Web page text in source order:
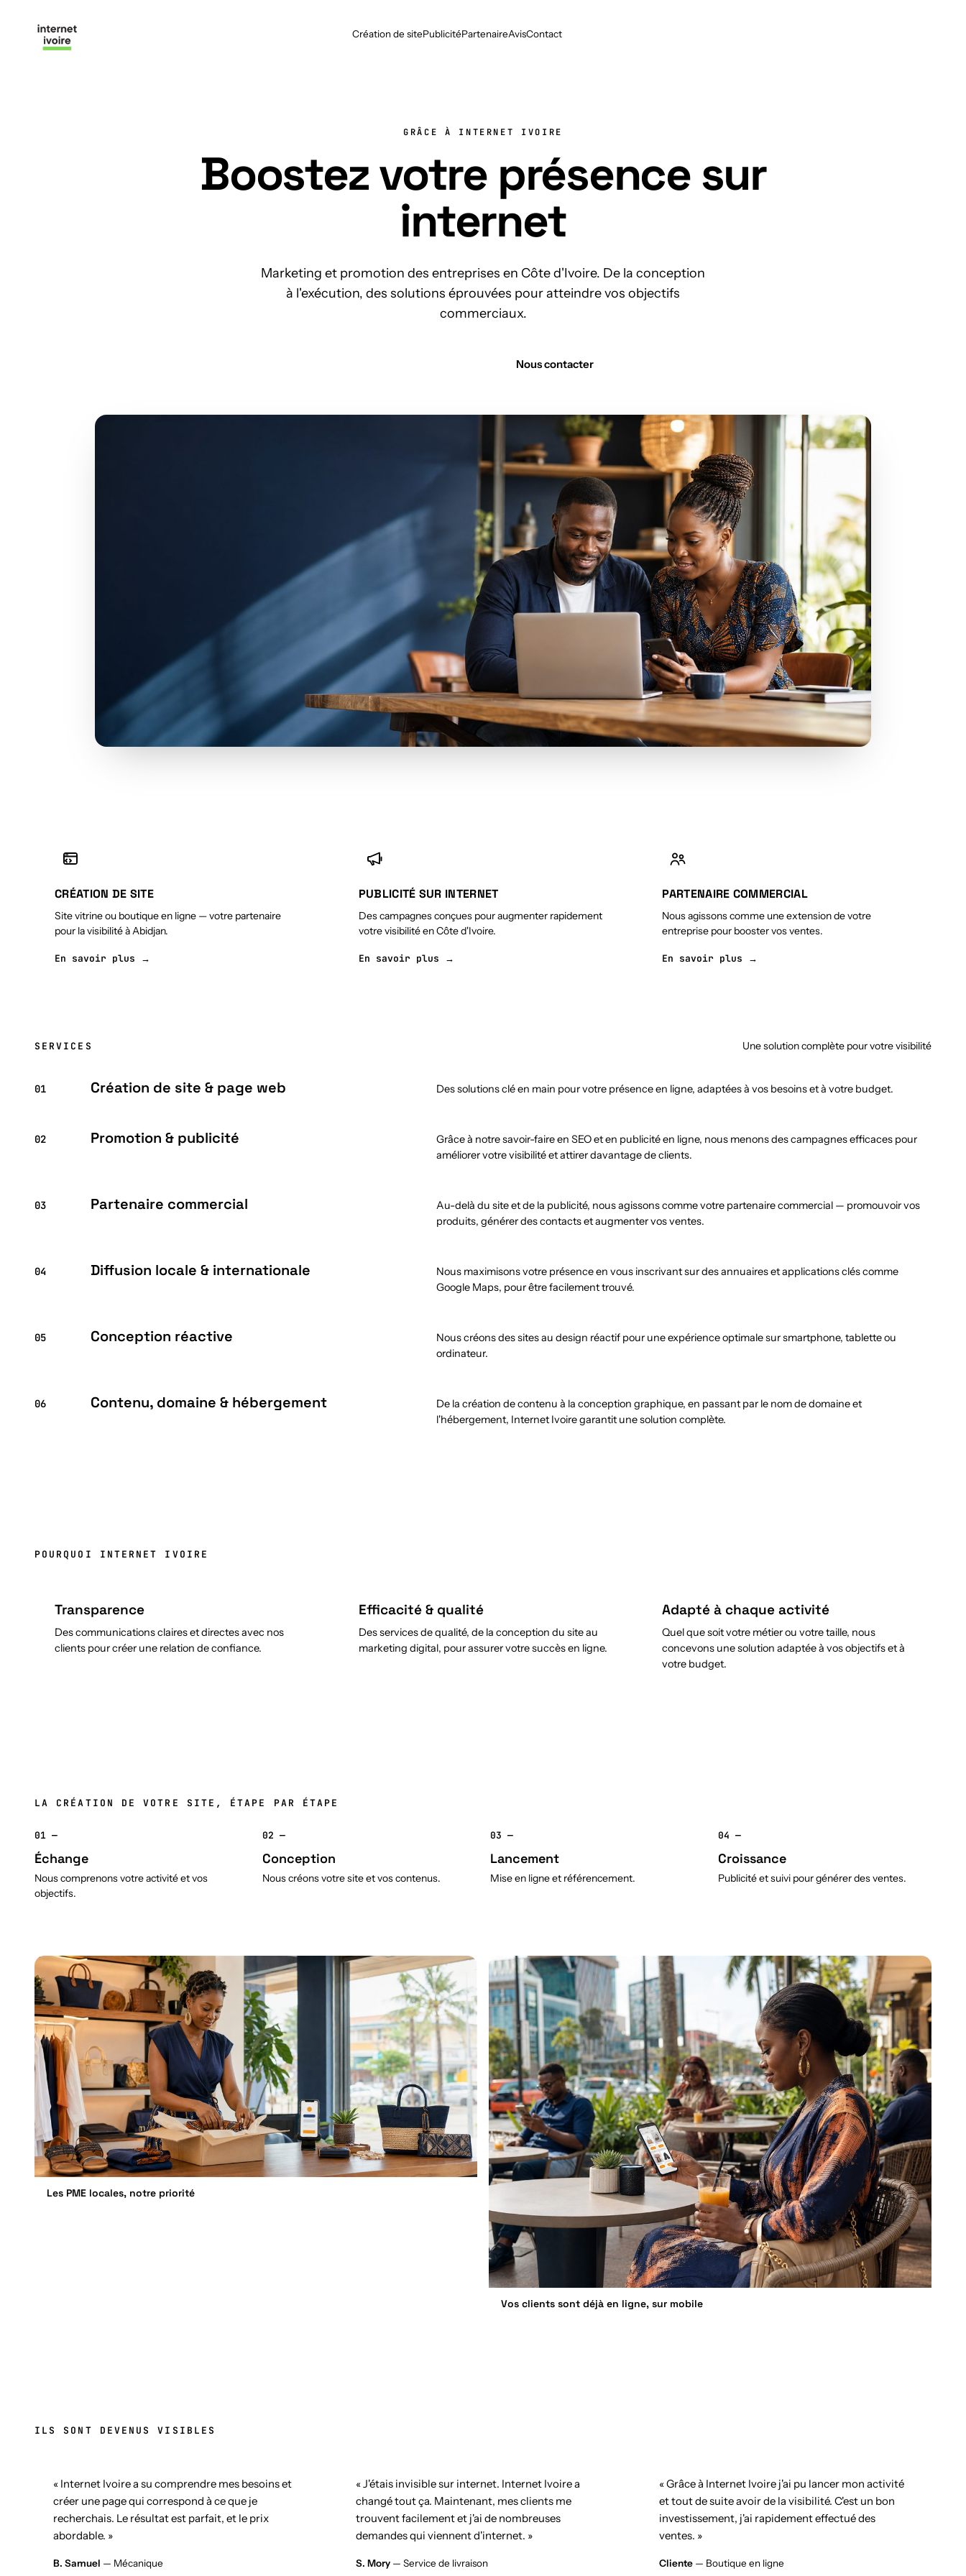
Création de sitePublicitéPartenaireAvisContact
GRÂCE À INTERNET IVOIRE
Boostez votre présence sur
internet
Marketing et promotion des entreprises en Côte d'Ivoire. De la conception
à l'exécution, des solutions éprouvées pour atteindre vos objectifs
commerciaux.
Nous contacter
CRÉATION DE SITE
Site vitrine ou boutique en ligne — votre partenaire
pour la visibilité à Abidjan.
En savoir plus →
PUBLICITÉ SUR INTERNET
Des campagnes conçues pour augmenter rapidement
votre visibilité en Côte d'Ivoire.
En savoir plus →
PARTENAIRE COMMERCIAL
Nous agissons comme une extension de votre
entreprise pour booster vos ventes.
En savoir plus →
SERVICES Une solution complète pour votre visibilité
01 Création de site & page web Des solutions clé en main pour votre présence en ligne, adaptées à vos besoins et à votre budget.
02 Promotion & publicité
Grâce à notre savoir-faire en SEO et en publicité en ligne, nous menons des campagnes efficaces pour
améliorer votre visibilité et attirer davantage de clients.
03 Partenaire commercial
Au-delà du site et de la publicité, nous agissons comme votre partenaire commercial — promouvoir vos
produits, générer des contacts et augmenter vos ventes.
04 Diffusion locale & internationale
Nous maximisons votre présence en vous inscrivant sur des annuaires et applications clés comme
Google Maps, pour être facilement trouvé.
05 Conception réactive
Nous créons des sites au design réactif pour une expérience optimale sur smartphone, tablette ou
ordinateur.
06 Contenu, domaine & hébergement
De la création de contenu à la conception graphique, en passant par le nom de domaine et
l'hébergement, Internet Ivoire garantit une solution complète.
POURQUOI INTERNET IVOIRE
Transparence
Des communications claires et directes avec nos
clients pour créer une relation de confiance.
Efficacité & qualité
Des services de qualité, de la conception du site au
marketing digital, pour assurer votre succès en ligne.
Adapté à chaque activité
Quel que soit votre métier ou votre taille, nous
concevons une solution adaptée à vos objectifs et à
votre budget.
LA CRÉATION DE VOTRE SITE, ÉTAPE PAR ÉTAPE
01 —
Échange
Nous comprenons votre activité et vos
objectifs.
02 —
Conception
Nous créons votre site et vos contenus.
03 —
Lancement
Mise en ligne et référencement.
04 —
Croissance
Publicité et suivi pour générer des ventes.
Les PME locales, notre priorité
Vos clients sont déjà en ligne, sur mobile
ILS SONT DEVENUS VISIBLES
« Internet Ivoire a su comprendre mes besoins et
créer une page qui correspond à ce que je
recherchais. Le résultat est parfait, et le prix
abordable. »
B. Samuel — Mécanique
« J'étais invisible sur internet. Internet Ivoire a
changé tout ça. Maintenant, mes clients me
trouvent facilement et j'ai de nombreuses
demandes qui viennent d'internet. »
S. Mory — Service de livraison
« Grâce à Internet Ivoire j'ai pu lancer mon activité
et tout de suite avoir de la visibilité. C'est un bon
investissement, j'ai rapidement effectué des
ventes. »
Cliente — Boutique en ligne